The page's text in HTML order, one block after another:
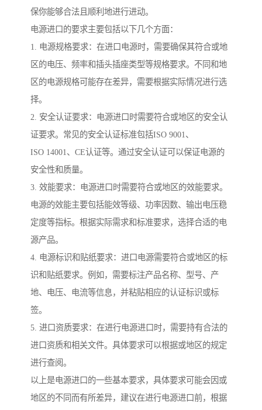
保你能够合法且顺利地进行进动。
电源进口的要求主要包括以下几个方面：
1. 电源规格要求：在进口电源时，需要确保其符合或地
区的电压、频率和插头插座类型等规格要求。不同和地
区的电源规格可能存在差异，需要根据实际情况进行选
择。
2. 安全认证要求：电源进口时需要符合或地区的安全认
证要求。常见的安全认证标准包括ISO 9001、
ISO 14001、CE认证等。通过安全认证可以保证电源的
安全性和质量。
3. 效能要求：电源进口时需要符合或地区的效能要求。
电源的效能主要包括能效等级、功率因数、输出电压稳
定度等指标。根据实际需求和标准要求，选择合适的电
源产品。
4. 电源标识和贴纸要求：进口电源需要符合或地区的标
识和贴纸要求。例如，需要标注产品名称、型号、产
地、电压、电流等信息，并粘贴相应的认证标识或标
签。
5. 进口资质要求：在进行电源进口时，需要持有合法的
进口资质和相关文件。具体要求可以根据或地区的规定
进行查阅。
以上是电源进口的一些基本要求，具体要求可能会因或
地区的不同而有所差异，建议在进行电源进口前，根据